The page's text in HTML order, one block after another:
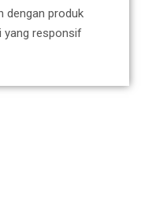
dengan produk
yang responsif